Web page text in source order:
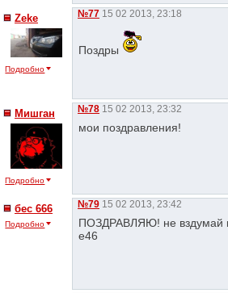
Zeke
Подробно
№77 15 02 2013, 23:18
Поздры
Мишган
Подробно
№78 15 02 2013, 23:32
мои поздравления!
бес 666
Подробно
№79 15 02 2013, 23:42
ПОЗДРАВЛЯЮ! не вздумай
е46